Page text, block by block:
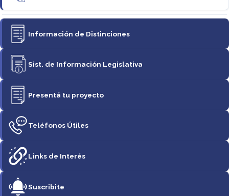
Información de Distinciones
Sist. de Información Legislativa
Presentá tu proyecto
Teléfonos Útiles
Links de Interés
Suscribite